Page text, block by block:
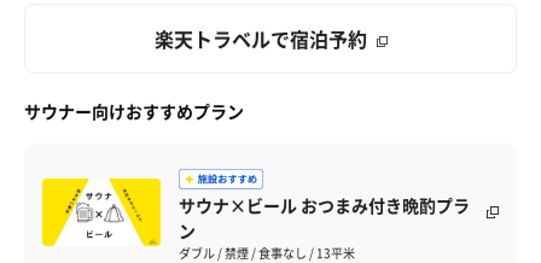
楽天トラベルで宿泊予約
サウナー向けおすすめプラン
サウナ×ビール おつまみ付き晩酌プラ
ン
ダブル / 禁煙 / 食事なし / 13平米